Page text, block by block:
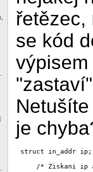
řetězec,
se kód
je
struct in_addr ip;
/* Ziskani ip